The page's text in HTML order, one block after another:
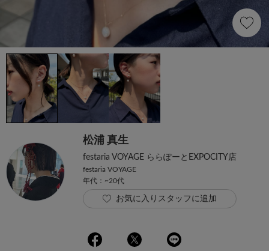
松浦 真生
festaria VOYAGE ららぽーとEXPOCITY店
festaria VOYAGE
年代：~20代
お気に入りスタッフに追加